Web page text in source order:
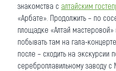
знакомства с алтайским
«Арбате». Продолжить – по
площадке «Алтай
побывать там на гала-концерте
после – сходить на экскурсии
сереброплавильному заводу с